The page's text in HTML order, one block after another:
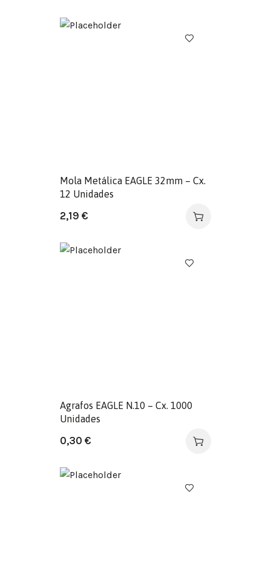
Mola Metálica EAGLE 32mm – Cx.
12 Unidades
2,19 €
Agrafos EAGLE N.10 – Cx. 1000
Unidades
0,30 €